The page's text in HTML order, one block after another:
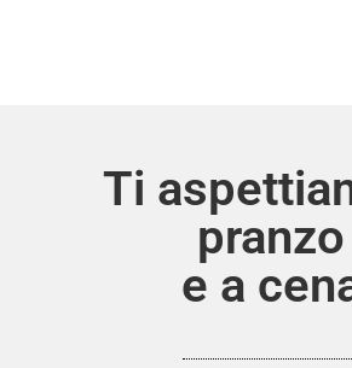
Ti
pranzo
e a